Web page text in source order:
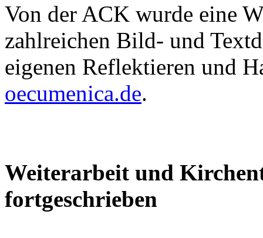
Von der ACK wurde eine
zahlreichen Bild- und
eigenen Reflektieren und
oecumenica.de.
Weiterarbeit und
fortgeschrieben